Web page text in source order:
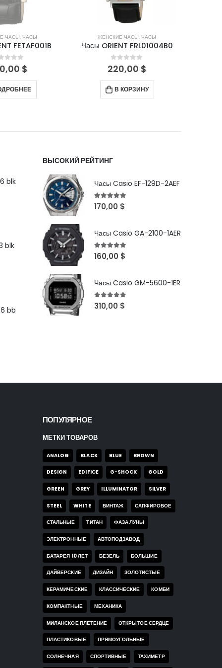
ЧАСЫ, ЧАСЫ
FETAF001B
of 5
$
ЖЕНСКИЕ ЧАСЫ, ЧАСЫ
Часы ORIENT FRL01004B0
0out of 5
220,00 $
В КОРЗИНУ
blk
blk
bb
ВЫСОКИЙ РЕЙТИНГ
Часы Casio EF-129D-2AEF
5out of 5
170,00 $
Часы Casio GA-2100-1AER
5out of 5
160,00 $
Часы Casio GM-5600-1ER
5out of 5
310,00 $
ПОПУЛЯРНОЕ
МЕТКИ ТОВАРОВ
ANALOG BLACK BLUE BROWN
DESIGN EDIFICE G-SHOCK GOLD
GREEN GREY ILLUMINATOR SILVER
STEEL WHITE ВИНТАЖ САПФИРОВОЕ
СТАЛЬНЫЕ ТИТАН ФАЗА ЛУНЫ
ЭЛЕКТРОННЫЕ АВТОПОДЗАВОД
БАТАРЕЯ 10 ЛЕТ БЕЗЕЛЬ БОЛЬШИЕ
ДАЙВЕРСКИЕ ДИЗАЙН ЗОЛОТИСТЫЕ
КЕРАМИЧЕСКИЕ КЛАССИЧЕСКИЕ КОМБИ
КОМПАКТНЫЕ МЕХАНИКА
МИЛАНСКОЕ ПЛЕТЕНИЕ ОТКРЫТОЕ СЕРДЦЕ
ПЛАСТИКОВЫЕ ПРЯМОУГОЛЬНЫЕ
СОЛНЕЧНАЯ СПОРТИВНЫЕ ТАХИМЕТР